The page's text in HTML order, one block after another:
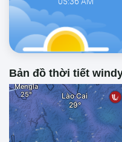
Bản đồ thời tiết